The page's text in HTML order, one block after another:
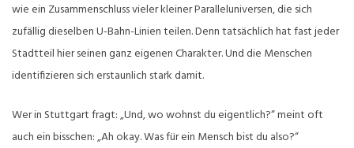
wie ein Zusammenschluss vieler kleiner Paralleluniversen, die sich
zufällig dieselben U-Bahn-Linien teilen. Denn tatsächlich hat fast jeder
Stadtteil hier seinen ganz eigenen Charakter. Und die Menschen
identifizieren sich erstaunlich stark damit.
Wer in Stuttgart fragt: „Und, wo wohnst du eigentlich?“ meint oft
auch ein bisschen: „Ah okay. Was für ein Mensch bist du also?“